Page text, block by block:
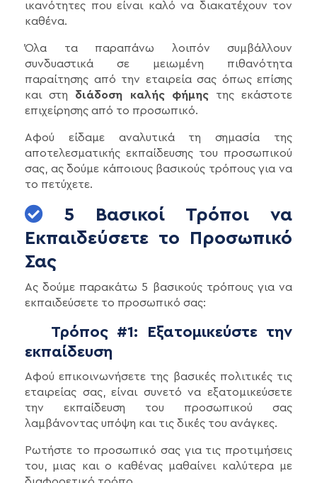
ικανότητες που είναι καλό να διακατέχουν τον
καθένα.
Όλα τα παραπάνω λοιπόν συμβάλλουν
συνδυαστικά σε μειωμένη πιθανότητα
παραίτησης από την εταιρεία σας όπως επίσης
και στη διάδοση καλής φήμηςτης εκάστοτε
επιχείρησης από το προσωπικό.
Αφού είδαμε αναλυτικά τη σημασία της
αποτελεσματικής εκπαίδευσης του προσωπικού
σας, ας δούμε κάποιους βασικούς τρόπους για να
το πετύχετε.
5 Βασικοί Τρόποι να
Εκπαιδεύσετε το Προσωπικό
Σας
Ας δούμε παρακάτω 5 βασικούς τρόπους για να
εκπαιδεύσετε το προσωπικό σας:
Τρόπος #1: Εξατομικεύστε την
εκπαίδευση
Αφού επικοινωνήσετε της βασικές πολιτικές τις
εταιρείας σας, είναι συνετό να εξατομικεύσετε
την εκπαίδευση του προσωπικού σας
λαμβάνοντας υπόψη και τις δικές του ανάγκες.
Ρωτήστε το προσωπικό σας για τις προτιμήσεις
του, μιας και ο καθένας μαθαίνει καλύτερα με